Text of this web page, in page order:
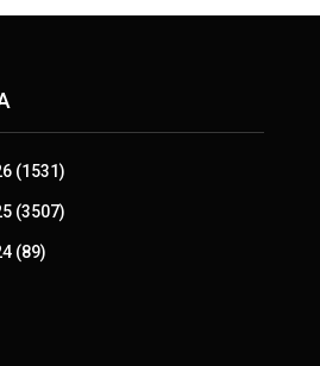
(1531)
(3507)
(89)